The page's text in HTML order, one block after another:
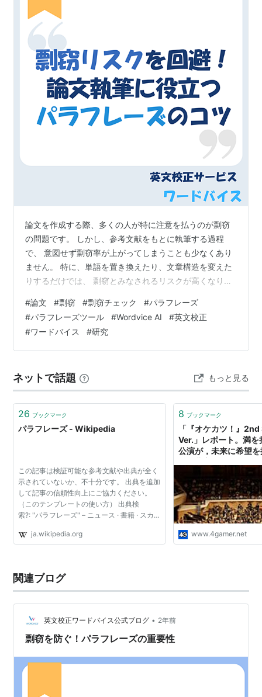
論文を作成する際、多くの人が特に注意を払うのが剽窃
の問題です。 しかし、参考文献をもとに執筆する過程
で、 意図せず剽窃率が上がってしまうことも少なくあり
ません。 特に、単語を置き換えたり、文章構造を変えた
りするだけでは、 剽窃とみなされるリスクが高くなりま
（Paraphrasing）」のスキルです。 今回は、論文の剽窃
率を下げるための基本的なパラフレーズのコツをご紹介
します。 正しいパラフレーズの方法を身につけ、剽窃の
心配なく論文を完成させましょう。 パラフレーズの方法
の5つのステップを踏むことで、効…
#論文 #剽窃 #剽窃チェック #パラフレーズ
#パラフレーズツール #Wordvice AI #英文校正
#ワードバイス #研究
ネットで話題 もっと見る
26 ブックマーク
パラフレーズ - Wikipedia
この記事は検証可能な参考文献や出典が全く
示されていないか、不十分です。 出典を追加
して記事の信頼性向上にご協力ください。
（このテンプレートの使い方） 出典検
索?: "パラフレーズ" – ニュース · 書籍 · スカラ
サーチ · TWL (2016年5月) パラフレーズ
ja.wikipedia.org
8 ブックマーク
「『オケカツ！』
Ver.」レポート。満
公演が，未来に希望
ンコール曲解説も掲載
www.4gamer.net
関連ブログ
英文校正ワードバイス公式ブログ • 2年前
剽窃を防ぐ！パラフレーズの重要性